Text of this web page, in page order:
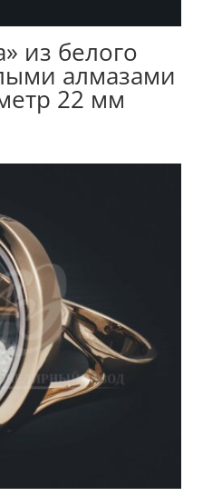
из белого
алмазами
22 мм